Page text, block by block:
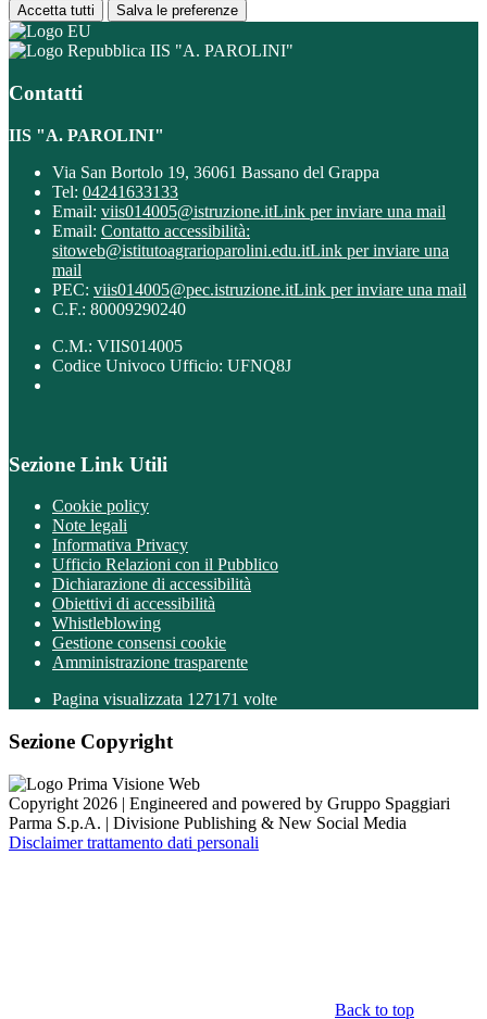
Accetta tutti Salva le preferenze
IIS "A. PAROLINI"
Contatti
IIS "A. PAROLINI"
Via San Bortolo 19, 36061 Bassano del Grappa
Tel: 04241633133
Email: viis014005@istruzione.itLink per inviare una mail
Email: Contatto accessibilità:
sitoweb@istitutoagrarioparolini.edu.itLink per inviare una
mail
PEC: viis014005@pec.istruzione.itLink per inviare una mail
C.F.: 80009290240
C.M.: VIIS014005
Codice Univoco Ufficio: UFNQ8J
Sezione Link Utili
Cookie policy
Note legali
Informativa Privacy
Ufficio Relazioni con il Pubblico
Dichiarazione di accessibilità
Obiettivi di accessibilità
Whistleblowing
Gestione consensi cookie
Amministrazione trasparente
Pagina visualizzata 127171 volte
Sezione Copyright
Copyright 2026 | Engineered and powered by Gruppo Spaggiari
Parma S.p.A. | Divisione Publishing & New Social Media
Disclaimer trattamento dati personali
Back to top